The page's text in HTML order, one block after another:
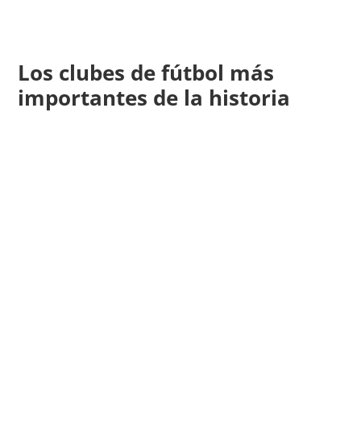
Los clubes de fútbol más
importantes de la historia